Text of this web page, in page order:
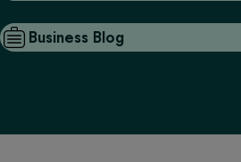
Business Blog